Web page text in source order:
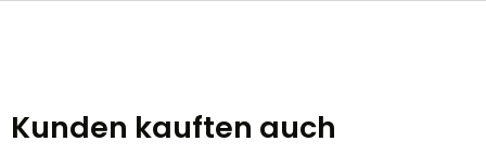
Kunden kauften auch